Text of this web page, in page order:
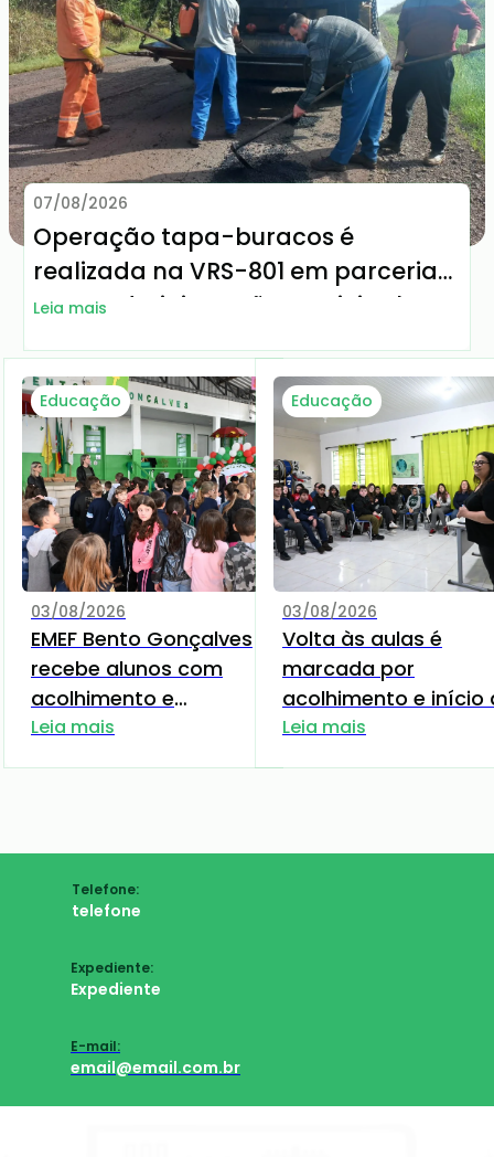
07/08/2026
Operação tapa-buracos é
realizada na VRS-801 em parceria
entre Administração Municipal e
Leia mais
Educação
03/08/2026
EMEF Bento Gonçalves
recebe alunos com
acolhimento e
mensagens de
Leia mais
Educação
03/08/2026
Volta às aulas é
marcada por
acolhimento e início
uma nova etapa na
Leia mais
Telefone:
telefone
Expediente:
Expediente
E-mail:
email@email.com.br